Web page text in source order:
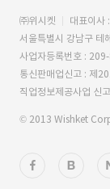
㈜위시켓
대표이사
서울특별시 강남구 테
사업자등록번호 :
통신판매업신고 : 제
직업정보제공사업
© 2013 Wishket